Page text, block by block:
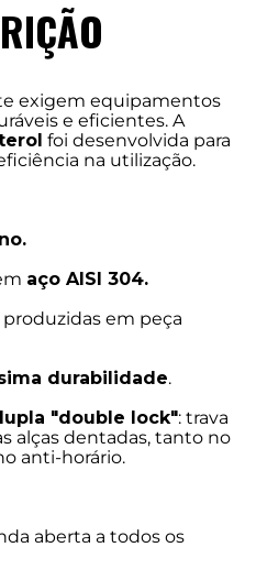
exigem equipamentos
e eficientes. A
foi desenvolvida para
na utilização.
aço AISI 304.
produzidas em peça
durabilidade.
"double lock": trava
alças dentadas, tanto no
anti-horário.
aberta a todos os